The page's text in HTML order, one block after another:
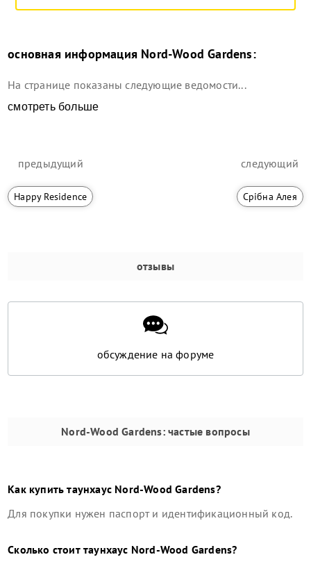
основная информация Nord-Wood Gardens:
На странице показаны следующие ведомости...
смотреть больше
предыдущий
Happy Residence
следующий
Срібна Алея
отзывы
обсуждение на форуме
Nord-Wood Gardens: частые вопросы
Как купитьтаунхаус Nord-Wood Gardens?
Для покупки нужен паспорт и идентификационный код.
Сколько стоиттаунхаус Nord-Wood Gardens?